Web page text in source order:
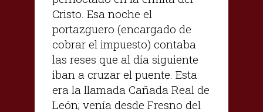
Cristo. Esa noche el
portazguero (encargado de
cobrar el impuesto) contaba
las reses que al día siguiente
iban a cruzar el puente. Esta
era la llamada Cañada Real de
León; venía desde Fresno del